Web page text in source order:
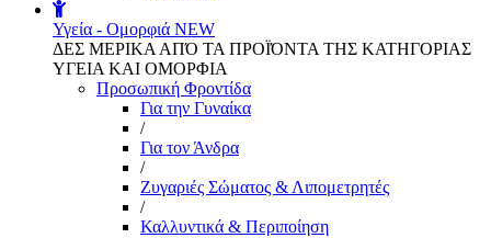
Υγεία - Ομορφιά NEW
ΔΕΣ ΜΕΡΙΚΑ ΑΠΌ ΤΑ ΠΡΟΪΌΝΤΑ ΤΗΣ ΚΑΤΗΓΟΡΙΑΣ
ΥΓΕΙΑ ΚΑΙ ΟΜΟΡΦΙΑ
Προσωπική Φροντίδα
Για την Γυναίκα
/
Για τον Άνδρα
/
Ζυγαριές Σώματος & Λιπομετρητές
/
Καλλυντικά & Περιποίηση